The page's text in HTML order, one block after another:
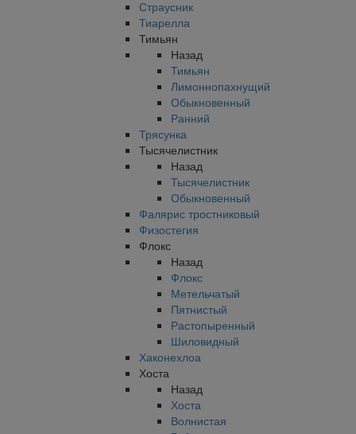
Страусник
Тиарелла
Тимьян
Назад
Тимьян
Лимоннопахнущий
Обыкновенный
Ранний
Трясунка
Тысячелистник
Назад
Тысячелистник
Обыкновенный
Фалярис тростниковый
Физостегия
Флокс
Назад
Флокс
Метельчатый
Пятнистый
Растопыренный
Шиловидный
Хаконехлоа
Хоста
Назад
Хоста
Волнистая